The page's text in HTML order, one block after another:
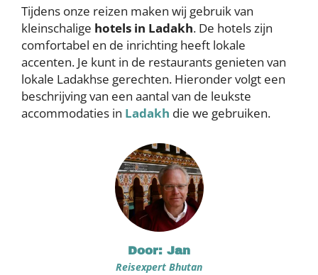
Tijdens onze reizen maken wij gebruik van
kleinschalige hotels in Ladakh. De hotels zijn
comfortabel en de inrichting heeft lokale
accenten. Je kunt in de restaurants genieten van
lokale Ladakhse gerechten. Hieronder volgt een
beschrijving van een aantal van de leukste
accommodaties in Ladakh die we gebruiken.
Door: Jan
Reisexpert Bhutan